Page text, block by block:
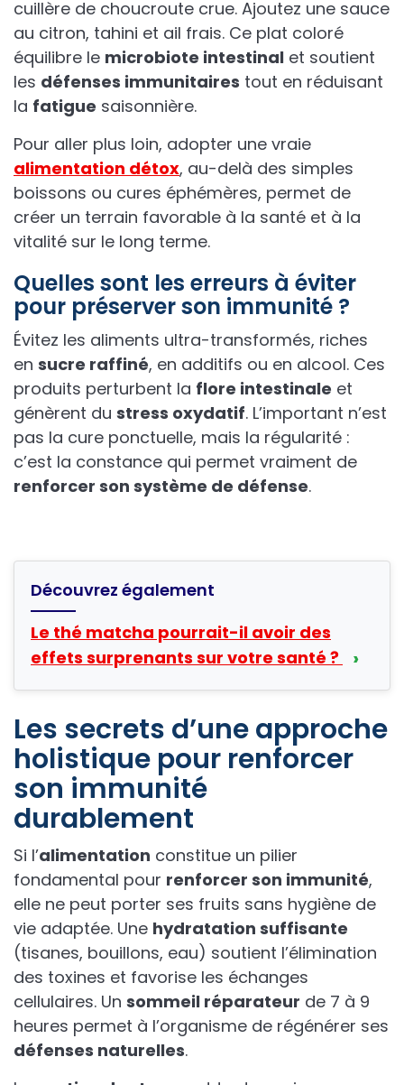
cuillère de choucroute crue. Ajoutez une sauce
au citron, tahini et ail frais. Ce plat coloré
équilibre le microbiote intestinal et soutient
les défenses immunitaires tout en réduisant
la fatigue saisonnière.
Pour aller plus loin, adopter une vraie
alimentation détox, au-delà des simples
boissons ou cures éphémères, permet de
créer un terrain favorable à la santé et à la
vitalité sur le long terme.
Quelles sont les erreurs à éviter
pour préserver son immunité ?
Évitez les aliments ultra-transformés, riches
en sucre raffiné, en additifs ou en alcool. Ces
produits perturbent la flore intestinale et
génèrent du stress oxydatif. L’important n’est
pas la cure ponctuelle, mais la régularité :
c’est la constance qui permet vraiment de
renforcer son système de défense.
Découvrez également
Le thé matcha pourrait-il avoir des
effets surprenants sur votre santé ?
›
Les secrets d’une approche
holistique pour renforcer
son immunité
durablement
Si l’alimentation constitue un pilier
fondamental pour renforcer son immunité,
elle ne peut porter ses fruits sans hygiène de
vie adaptée. Une hydratation suffisante
(tisanes, bouillons, eau) soutient l’élimination
des toxines et favorise les échanges
cellulaires. Un sommeil réparateur de 7 à 9
heures permet à l’organisme de régénérer ses
défenses naturelles.